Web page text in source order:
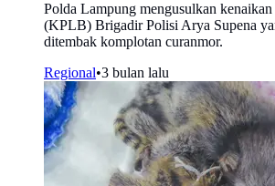
Polda Lampung mengusulkan kenaikan
(KPLB) Brigadir Polisi Arya Supena
ditembak komplotan curanmor.
Regional•3 bulan lalu